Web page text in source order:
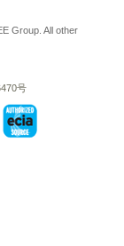
Group. All other
号